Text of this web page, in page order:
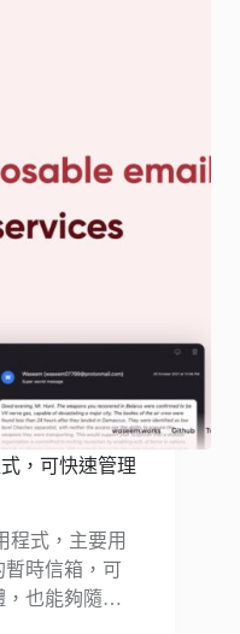
，可快速管理
程式，主要用
暫時信箱，可
，也能夠隨…